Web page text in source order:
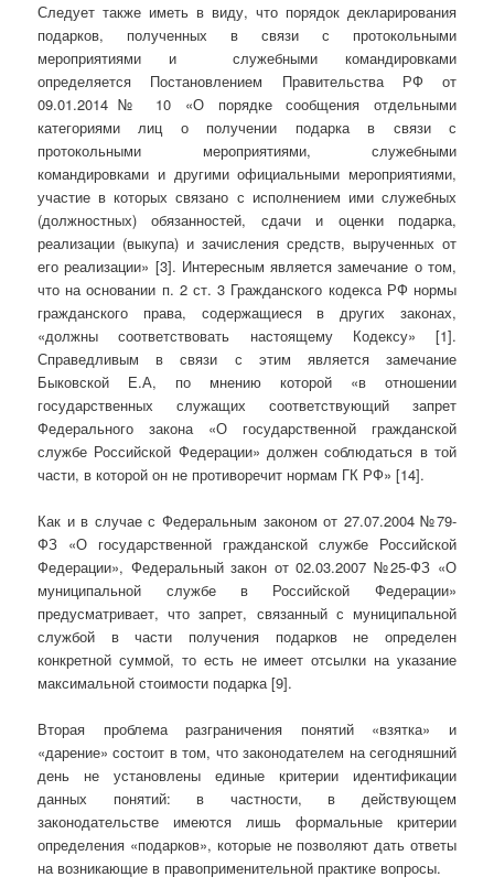
Следует также иметь в виду, что порядок декларирования
подарков, полученных в связи с протокольными
мероприятиями и служебными командировками
определяется Постановлением Правительства РФ от
09.01.2014№ 10 «О порядке сообщения отдельными
категориями лиц о получении подарка в связи с
протокольными мероприятиями, служебными
командировками и другими официальными мероприятиями,
участие в которых связано с исполнением ими служебных
(должностных) обязанностей, сдачи и оценки подарка,
реализации (выкупа) и зачисления средств, вырученных от
его реализации» [3]. Интересным является замечание о том,
что на основании п. 2 ст. 3 Гражданского кодекса РФ нормы
гражданского права, содержащиеся в других законах,
«должны соответствовать настоящему Кодексу» [1].
Справедливым в связи с этим является замечание
Быковской Е.А, по мнению которой «в отношении
государственных служащих соответствующий запрет
Федерального закона «О государственной гражданской
службе Российской Федерации» должен соблюдаться в той
части, в которой он не противоречит нормам ГК РФ» [14].
Как и в случае с Федеральным законом от 27.07.2004 №79-
ФЗ «О государственной гражданской службе Российской
Федерации», Федеральный закон от 02.03.2007 №25-ФЗ «О
муниципальной службе в Российской Федерации»
предусматривает, что запрет, связанный с муниципальной
службой в части получения подарков не определен
конкретной суммой, то есть не имеет отсылки на указание
максимальной стоимости подарка [9].
Вторая проблема разграничения понятий «взятка» и
«дарение» состоит в том, что законодателем на сегодняшний
день не установлены единые критерии идентификации
данных понятий: в частности, в действующем
законодательстве имеются лишь формальные критерии
определения «подарков», которые не позволяют дать ответы
на возникающие в правоприменительной практике вопросы.